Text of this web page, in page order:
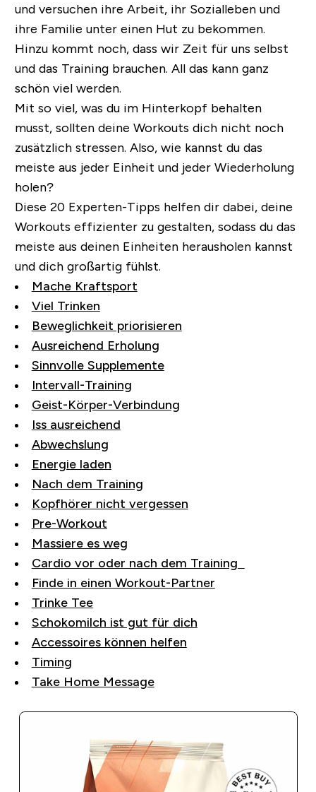
und versuchen ihre Arbeit, ihr Sozialleben und
ihre Familie unter einen Hut zu bekommen.
Hinzu kommt noch, dass wir Zeit für uns selbst
und das Training brauchen. All das kann ganz
schön viel werden.
Mit so viel, was du im Hinterkopf behalten
musst, sollten deine Workouts dich nicht noch
zusätzlich stressen. Also, wie kannst du das
meiste aus jeder Einheit und jeder Wiederholung
holen?
Diese 20 Experten-Tipps helfen dir dabei, deine
Workouts effizienter zu gestalten, sodass du das
meiste aus deinen Einheiten herausholen kannst
und dich großartig fühlst.
Mache Kraftsport
Viel Trinken
Beweglichkeit priorisieren
Ausreichend Erholung
Sinnvolle Supplemente
Intervall-Training
Geist-Körper-Verbindung
Iss ausreichend
Abwechslung
Energie laden
Nach dem Training
Kopfhörer nicht vergessen
Pre-Workout
Massiere es weg
Cardio vor oder nach dem Training
Finde in einen Workout-Partner
Trinke Tee
Schokomilch ist gut für dich
Accessoires können helfen
Timing
Take Home Message